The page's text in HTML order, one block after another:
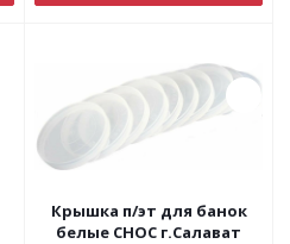
Крышка п/эт для банок
белые СНОС г.Салават